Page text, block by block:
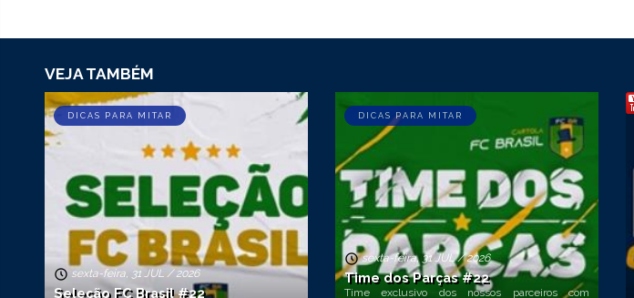
VEJA TAMBÉM
DICAS PARA MITAR
sexta-feira, 31 JUL / 2026
Seleção FC Brasil #22
DICAS PARA MITAR
sexta-feira, 31 JUL / 2026
Time dos Parças #22
Time exclusivo dos nossos parceiros com